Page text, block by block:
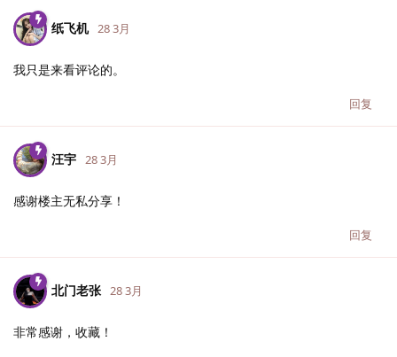
纸飞机 28 3月
我只是来看评论的。
回复
汪宇 28 3月
感谢楼主无私分享！
回复
北门老张 28 3月
非常感谢，收藏！